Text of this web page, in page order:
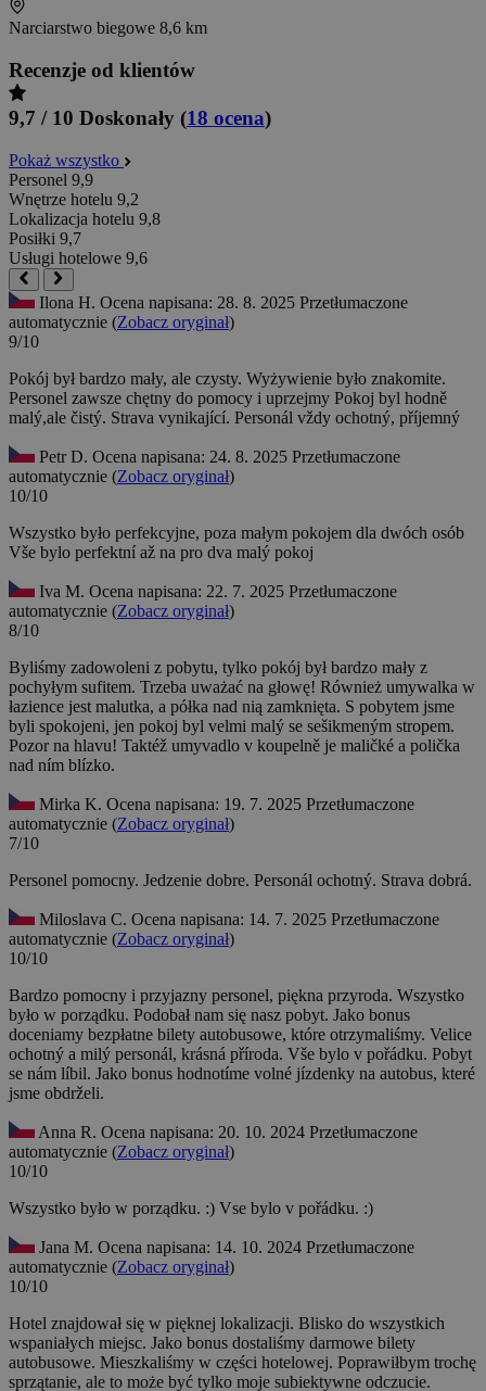
Narciarstwo biegowe 8,6 km
Recenzje od klientów
9,7 / 10 Doskonały (18 ocena)
Pokaż wszystko
Personel 9,9
Wnętrze hotelu 9,2
Lokalizacja hotelu 9,8
Posiłki 9,7
Usługi hotelowe 9,6
Ilona H. Ocena napisana: 28. 8. 2025 Przetłumaczone
automatycznie (Zobacz oryginał)
9/10
Pokój był bardzo mały, ale czysty. Wyżywienie było znakomite.
Personel zawsze chętny do pomocy i uprzejmy Pokoj byl hodně
malý,ale čistý. Strava vynikající. Personál vždy ochotný, příjemný
Petr D. Ocena napisana: 24. 8. 2025 Przetłumaczone
automatycznie (Zobacz oryginał)
10/10
Wszystko było perfekcyjne, poza małym pokojem dla dwóch osób
Vše bylo perfektní až na pro dva malý pokoj
Iva M. Ocena napisana: 22. 7. 2025 Przetłumaczone
automatycznie (Zobacz oryginał)
8/10
Byliśmy zadowoleni z pobytu, tylko pokój był bardzo mały z
pochyłym sufitem. Trzeba uważać na głowę! Również umywalka w
łazience jest malutka, a półka nad nią zamknięta. S pobytem jsme
byli spokojeni, jen pokoj byl velmi malý se sešikmeným stropem.
Pozor na hlavu! Taktéž umyvadlo v koupelně je maličké a polička
nad ním blízko.
Mirka K. Ocena napisana: 19. 7. 2025 Przetłumaczone
automatycznie (Zobacz oryginał)
7/10
Personel pomocny. Jedzenie dobre. Personál ochotný. Strava dobrá.
Miloslava C. Ocena napisana: 14. 7. 2025 Przetłumaczone
automatycznie (Zobacz oryginał)
10/10
Bardzo pomocny i przyjazny personel, piękna przyroda. Wszystko
było w porządku. Podobał nam się nasz pobyt. Jako bonus
doceniamy bezpłatne bilety autobusowe, które otrzymaliśmy. Velice
ochotný a milý personál, krásná příroda. Vše bylo v pořádku. Pobyt
se nám líbil. Jako bonus hodnotíme volné jízdenky na autobus, které
jsme obdrželi.
Anna R. Ocena napisana: 20. 10. 2024 Przetłumaczone
automatycznie (Zobacz oryginał)
10/10
Wszystko było w porządku. :) Vse bylo v pořádku. :)
Jana M. Ocena napisana: 14. 10. 2024 Przetłumaczone
automatycznie (Zobacz oryginał)
10/10
Hotel znajdował się w pięknej lokalizacji. Blisko do wszystkich
wspaniałych miejsc. Jako bonus dostaliśmy darmowe bilety
autobusowe. Mieszkaliśmy w części hotelowej. Poprawiłbym trochę
sprzątanie, ale to może być tylko moje subiektywne odczucie.